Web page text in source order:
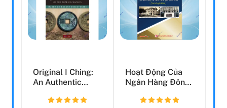
Original I Ching:
An Authentic
The ...
Hoạt Động Của
Ngân Hàng Đông
Nam Từ...